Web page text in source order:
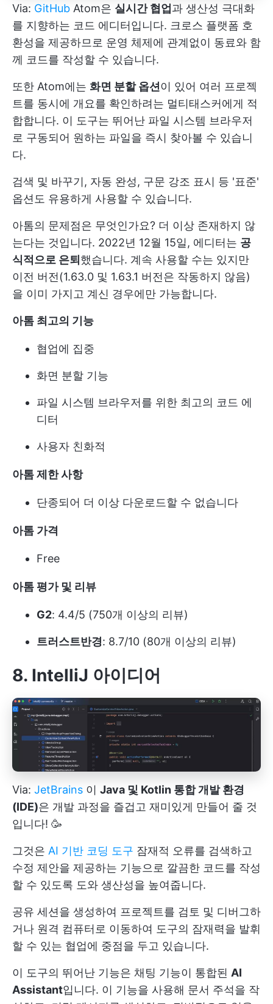
Via: GitHub Atom은 실시간 협업 과 생산성 극대화
를 지향하는 코드 에디터입니다. 크로스 플랫폼 호
환성을 제공하므로 운영 체제에 관계없이 동료와 함
께 코드를 작성할 수 있습니다.
또한 Atom에는 화면 분할 옵션이 있어 여러 프로젝
트를 동시에 개요를 확인하려는 멀티태스커에게 적
합합니다. 이 도구는 뛰어난 파일 시스템 브라우저
로 구동되어 원하는 파일을 즉시 찾아볼 수 있습니
다.
검색 및 바꾸기, 자동 완성, 구문 강조 표시 등 '표준'
옵션도 유용하게 사용할 수 있습니다.
아톰의 문제점은 무엇인가요? 더 이상 존재하지 않
는다는 것입니다. 2022년 12월 15일, 에디터는 공
식적으로 은퇴 했습니다. 계속 사용할 수는 있지만
이전 버전(1.63.0 및 1.63.1 버전은 작동하지 않음)
을 이미 가지고 계신 경우에만 가능합니다.
아톰 최고의 기능
협업에 집중
화면 분할 기능
파일 시스템 브라우저를 위한 최고의 코드 에
디터
사용자 친화적
아톰 제한 사항
단종되어 더 이상 다운로드할 수 없습니다
아톰 가격
Free
아톰 평가 및 리뷰
G2: 4.4/5 (750개 이상의 리뷰)
트러스트반경: 8.7/10 (80개 이상의 리뷰)
8. IntelliJ 아이디어
Via: JetBrains 이 Java 및 Kotlin 통합 개발 환경
(IDE)은 개발 과정을 즐겁고 재미있게 만들어 줄 것
입니다! 🥳
그것은 AI 기반 코딩 도구 잠재적 오류를 검색하고
수정 제안을 제공하는 기능으로 깔끔한 코드를 작성
할 수 있도록 도와 생산성을 높여줍니다.
공유 세션을 생성하여 프로젝트를 검토 및 디버그하
거나 원격 컴퓨터로 이동하여 도구의 잠재력을 발휘
할 수 있는 협업에 중점을 두고 있습니다.
이 도구의 뛰어난 기능은 채팅 기능이 통합된 AI
Assistant입니다. 이 기능을 사용해 문서 주석을 작